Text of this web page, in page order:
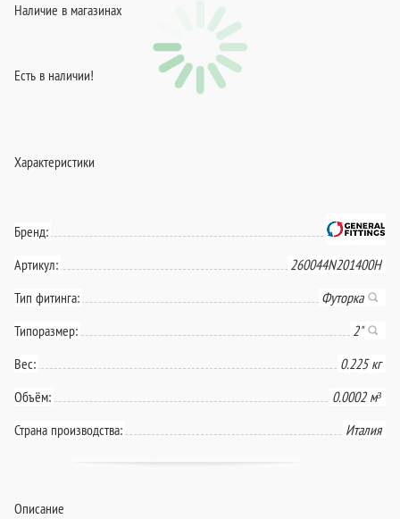
Наличие в магазинах
Есть в наличии!
Характеристики
Бренд:
Артикул:
260044N201400H
Тип фитинга:
Футорка
Типоразмер:
2"
Вес:
0.225 кг
Объём:
0.0002 м³
Страна производства:
Италия
Описание